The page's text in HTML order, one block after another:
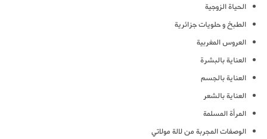
الحياة الزوجية
الطبخ و حلويات جزائرية
العروس المغربية
العناية بالبشرة
العناية بالجسم
العناية بالشعر
المرأة المسلمة
الوصفات المجربة من لالة مولاتي